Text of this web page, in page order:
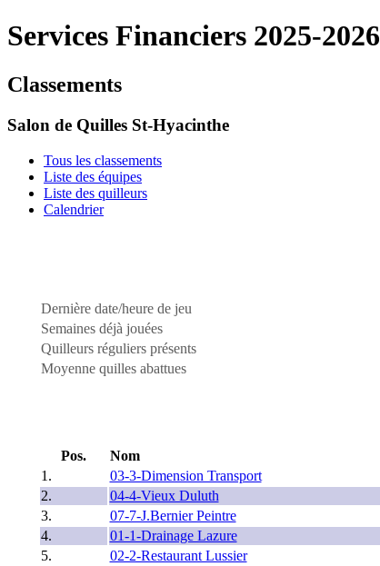
Services Financiers 2025-2026
Classements
Salon de Quilles St-Hyacinthe
Tous les classements
Liste des équipes
Liste des quilleurs
Calendrier
Dernière date/heure de jeu
Semaines déjà jouées
Quilleurs réguliers présents
Moyenne quilles abattues
Pos.
Nom
1.
03-3-Dimension Transport
2.
04-4-Vieux Duluth
3.
07-7-J.Bernier Peintre
4.
01-1-Drainage Lazure
5.
02-2-Restaurant Lussier